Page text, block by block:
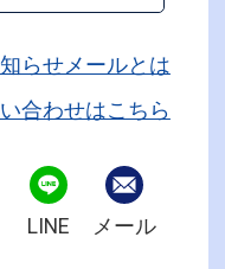
らせメールとは
合わせはこちら
LINE メール